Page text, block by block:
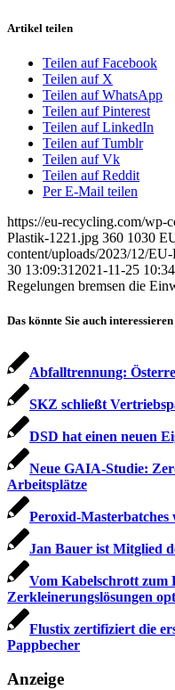
Artikel teilen
Teilen auf Facebook
Teilen auf X
Teilen auf WhatsApp
Teilen auf Pinterest
Teilen auf LinkedIn
Teilen auf Tumblr
Teilen auf Vk
Teilen auf Reddit
Per E-Mail teilen
https://eu-recycling.com/wp-
Plastik-1221.jpg 360 1030
content/uploads/2023/12/
30 13:09:31 2021-11-25
Regelungen bremsen die
Das könnte Sie auch interessieren
Abfalltrennung:
SKZ schließt
DSD hat einen neuen
Neue GAIA-Studie:
Arbeitsplätze
Peroxid-
Jan Bauer ist Mitglied
Vom Kabelschrott zum
Zerkleinerungslösungen
Flustix zertifiziert die
Pappbecher
Anzeige